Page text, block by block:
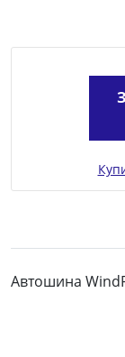
Автошина